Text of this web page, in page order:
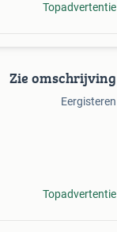
Topadvertentie
Zie omschrijving
Eergisteren
Topadvertentie